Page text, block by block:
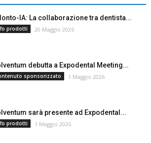
IA: La collaborazione tra dentista...
prodotti 20 Maggio 2026
debutta a Expodental Meeting...
sponsorizzato 1 Maggio 2026
sarà presente ad Expodental...
prodotti 1 Maggio 2026